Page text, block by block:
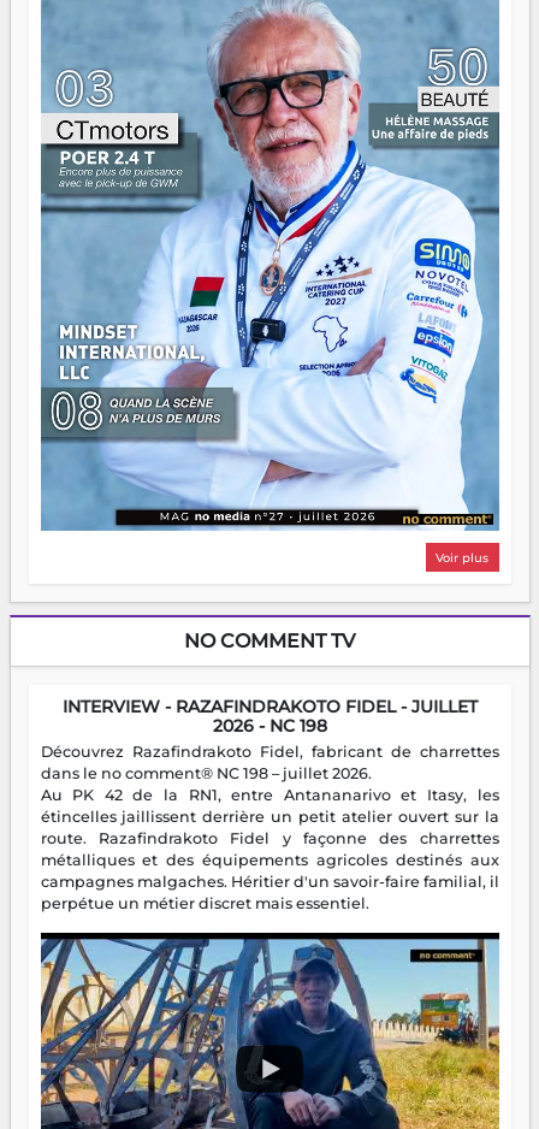
gouvernail, mais pour montrer où sont les récifs. Les jeunes
ont la force, les vieux ont l'expérience, comme on dit. Ce
n'est pas un combat de générations — c'est une question
d'équipage. Partagez vos réussites, mais aussi vos échecs.
Surtout vos échecs, d'ailleurs — ils enseignent mieux que
n'importe quel manuel. À Madagascar, la barque avance.
Il faut juste s'assurer que tout le monde rame dans le
même sens.
Voir plus
NO COMMENT TV
INTERVIEW - RAZAFINDRAKOTO FIDEL - JUILLET
2026 - NC 198
Découvrez Razafindrakoto Fidel, fabricant de charrettes
dans le no comment® NC 198 – juillet 2026.
Au PK 42 de la RN1, entre Antananarivo et Itasy, les
étincelles jaillissent derrière un petit atelier ouvert sur la
route. Razafindrakoto Fidel y façonne des charrettes
métalliques et des équipements agricoles destinés aux
campagnes malgaches. Héritier d'un savoir-faire familial, il
perpétue un métier discret mais essentiel.